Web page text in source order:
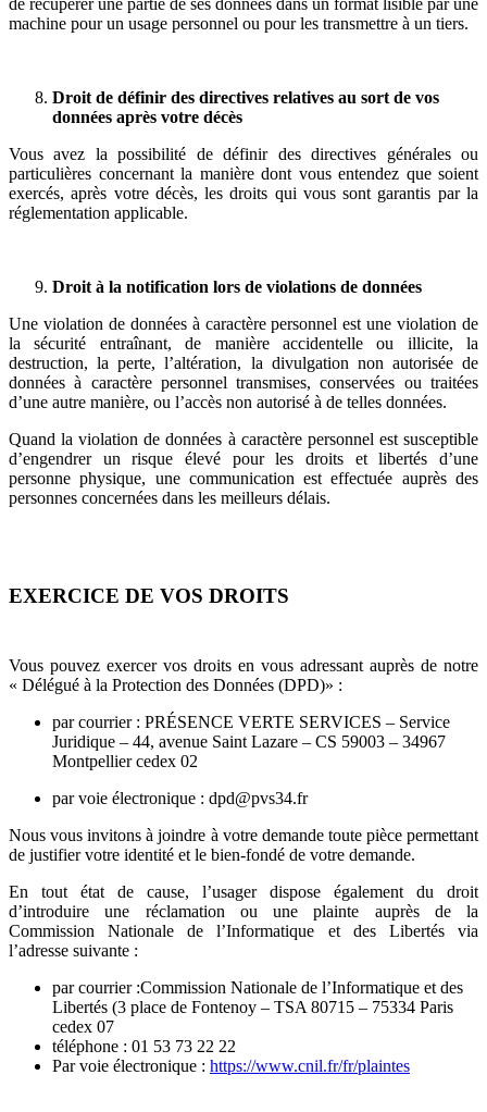
de récupérer une partie de ses données dans un format lisible par une
machine pour un usage personnel ou pour les transmettre à un tiers.
Droit de définir des directives relatives au sort de vos
données après votre décès
Vous avez la possibilité de définir des directives générales ou
particulières concernant la manière dont vous entendez que soient
exercés, après votre décès, les droits qui vous sont garantis par la
réglementation applicable.
Droit à la notification lors de violations de données
Une violation de données à caractère personnel est une violation de
la sécurité entraînant, de manière accidentelle ou illicite, la
destruction, la perte, l’altération, la divulgation non autorisée de
données à caractère personnel transmises, conservées ou traitées
d’une autre manière, ou l’accès non autorisé à de telles données.
Quand la violation de données à caractère personnel est susceptible
d’engendrer un risque élevé pour les droits et libertés d’une
personne physique, une communication est effectuée auprès des
personnes concernées dans les meilleurs délais.
EXERCICE DE VOS DROITS
Vous pouvez exercer vos droits en vous adressant auprès de notre
« Délégué à la Protection des Données (DPD)» :
par courrier : PRÉSENCE VERTE SERVICES – Service
Juridique – 44, avenue Saint Lazare – CS 59003 – 34967
Montpellier cedex 02
par voie électronique : dpd@pvs34.fr
Nous vous invitons à joindre à votre demande toute pièce permettant
de justifier votre identité et le bien-fondé de votre demande.
En tout état de cause, l’usager dispose également du droit
d’introduire une réclamation ou une plainte auprès de la
Commission Nationale de l’Informatique et des Libertés via
l’adresse suivante :
par courrier :Commission Nationale de l’Informatique et des
Libertés (3 place de Fontenoy – TSA 80715 – 75334 Paris
cedex 07
téléphone : 01 53 73 22 22
Par voie électronique : https://www.cnil.fr/fr/plaintes